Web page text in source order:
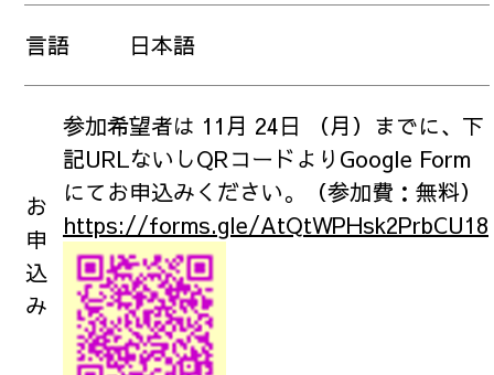
言語 日本語
お
申
込
み
参加希望者は 11月 24日 （月）までに、下
記URLないしQRコードよりGoogle Form
にてお申込みください。（参加費：無料）
https://forms.gle/AtQtWPHsk2PrbCU18